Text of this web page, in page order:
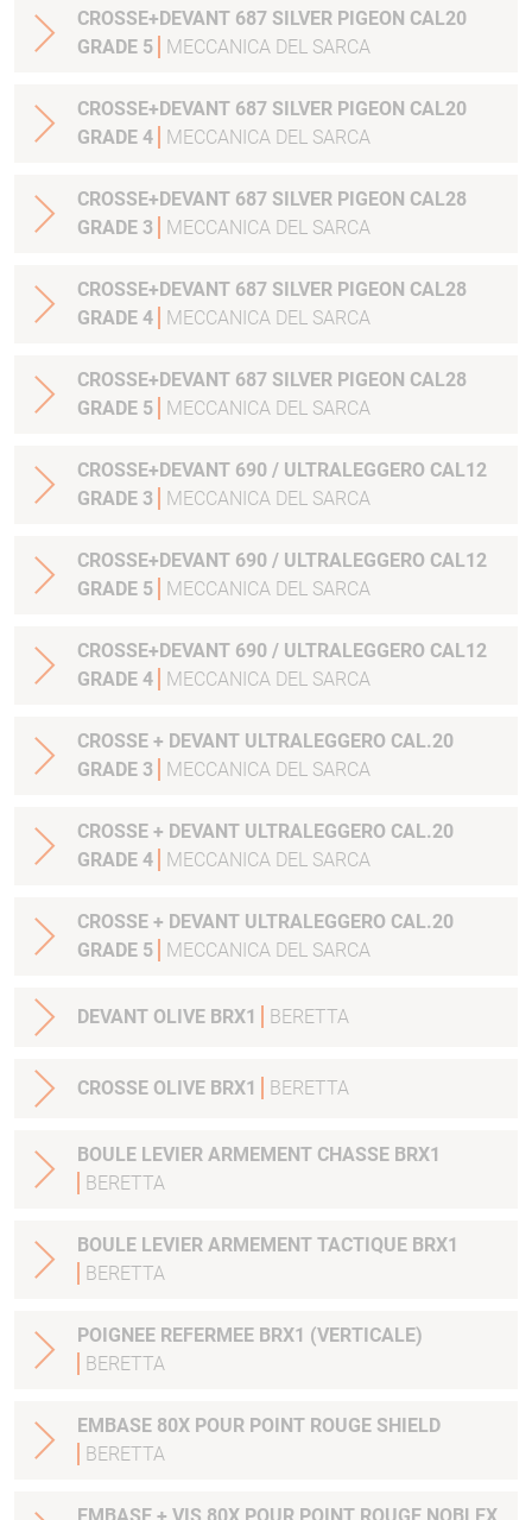
CROSSE+DEVANT 687 SILVER PIGEON CAL20
GRADE 5
MECCANICA DEL SARCA
CROSSE+DEVANT 687 SILVER PIGEON CAL20
GRADE 4
MECCANICA DEL SARCA
CROSSE+DEVANT 687 SILVER PIGEON CAL28
GRADE 3
MECCANICA DEL SARCA
CROSSE+DEVANT 687 SILVER PIGEON CAL28
GRADE 4
MECCANICA DEL SARCA
CROSSE+DEVANT 687 SILVER PIGEON CAL28
GRADE 5
MECCANICA DEL SARCA
CROSSE+DEVANT 690 / ULTRALEGGERO CAL12
GRADE 3
MECCANICA DEL SARCA
CROSSE+DEVANT 690 / ULTRALEGGERO CAL12
GRADE 5
MECCANICA DEL SARCA
CROSSE+DEVANT 690 / ULTRALEGGERO CAL12
GRADE 4
MECCANICA DEL SARCA
CROSSE + DEVANT ULTRALEGGERO CAL.20
GRADE 3
MECCANICA DEL SARCA
CROSSE + DEVANT ULTRALEGGERO CAL.20
GRADE 4
MECCANICA DEL SARCA
CROSSE + DEVANT ULTRALEGGERO CAL.20
GRADE 5
MECCANICA DEL SARCA
DEVANT OLIVE BRX1 BERETTA
CROSSE OLIVE BRX1 BERETTA
BOULE LEVIER ARMEMENT CHASSE BRX1
BERETTA
BOULE LEVIER ARMEMENT TACTIQUE BRX1
BERETTA
POIGNEE REFERMEE BRX1 (VERTICALE)
BERETTA
EMBASE 80X POUR POINT ROUGE SHIELD
BERETTA